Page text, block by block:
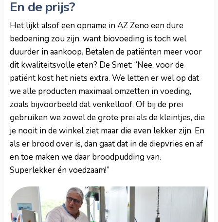
En de prijs?
Het lijkt alsof een opname in AZ Zeno een dure
bedoening zou zijn, want biovoeding is toch wel
duurder in aankoop. Betalen de patiënten meer voor
dit kwaliteitsvolle eten? De Smet: “Nee, voor de
patiënt kost het niets extra. We letten er wel op dat
we alle producten maximaal omzetten in voeding,
zoals bijvoorbeeld dat venkelloof. Of bij de prei
gebruiken we zowel de grote prei als de kleintjes, die
je nooit in de winkel ziet maar die even lekker zijn. En
als er brood over is, dan gaat dat in de diepvries en af
en toe maken we daar broodpudding van.
Superlekker én voedzaam!”